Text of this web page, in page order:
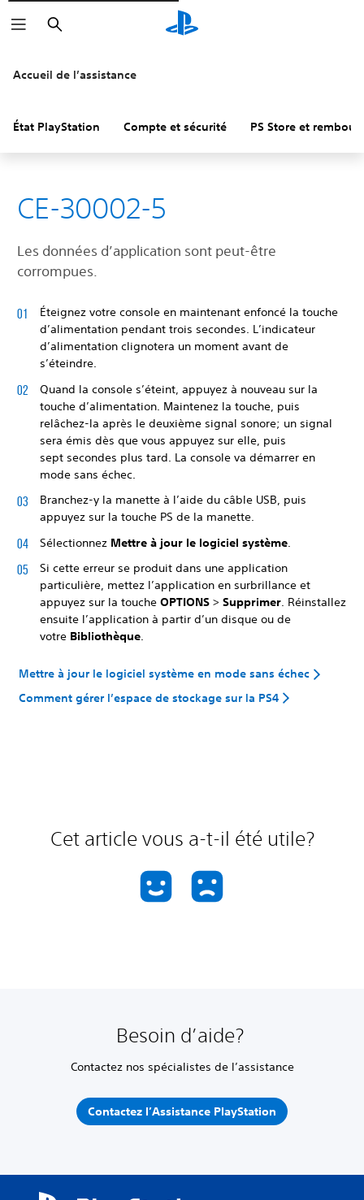
Rechercher
Accueil de l’assistance
État PlayStation Compte et sécurité PS Store et
CE-30002-5
Les données d’application sont peut-être
corrompues.
Éteignez votre console en maintenant enfoncé la touche
d’alimentation pendant trois secondes. L’indicateur
d’alimentation clignotera un moment avant de
s’éteindre.
Quand la console s’éteint, appuyez à nouveau sur la
touche d’alimentation. Maintenez la touche, puis
relâchez-la après le deuxième signal sonore; un signal
sera émis dès que vous appuyez sur elle, puis
sept secondes plus tard. La console va démarrer en
mode sans échec.
Branchez-y la manette à l’aide du câble USB, puis
appuyez sur la touche PS de la manette.
Sélectionnez Mettre à jour le logiciel système
Si cette erreur se produit dans une application
particulière, mettez l’application en surbrillance et
appuyez sur la touche OPTIONS > Supprimer. Réinstallez
ensuite l’application à partir d’un disque ou de
votre Bibliothèque.
Mettre à jour le logiciel système en mode sans échec
Comment gérer l’espace de stockage sur la PS4
Cet article vous a-t-il été utile?
Besoin d’aide?
Contactez nos spécialistes de l’assistance
Contactez l’Assistance PlayStation